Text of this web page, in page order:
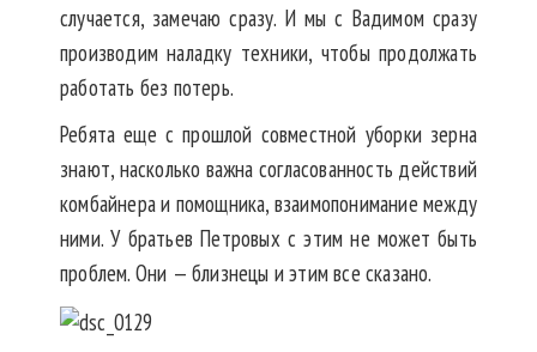
случается, замечаю сразу. И мы с Вадимом сразу
производим наладку техники, чтобы продолжать
работать без потерь.
Ребята еще с прошлой совместной уборки зерна
знают, насколько важна согласованность действий
комбайнера и помощника, взаимопонимание между
ними. У братьев Петровых с этим не может быть
проблем. Они — близнецы и этим все сказано.